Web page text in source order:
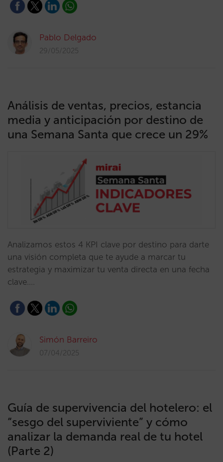
Pablo Delgado
29/05/2025
Análisis de ventas, precios, estancia
media y anticipación por destino de
una Semana Santa que crece un 29%
Analizamos estos 4 KPI clave por destino para darte
una visión completa que te ayude a marcar tu
estrategia y maximizar tu venta directa en una fecha
clave.…
Simón Barreiro
07/04/2025
Guía de supervivencia del hotelero: el
“sesgo del superviviente” y cómo
analizar la demanda real de tu hotel
(Parte 2)